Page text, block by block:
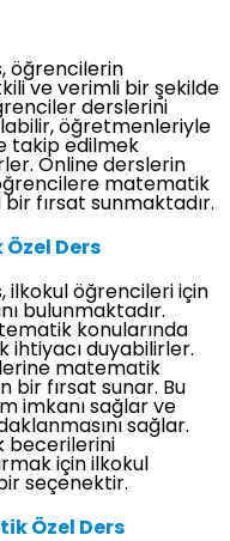
öğrencilerin
ve verimli bir şekilde
derslerini
öğretmenleriyle
takip edilmek
Online derslerin
matematik
fırsat sunmaktadır.
Ders
ilkokul öğrencileri için
bulunmaktadır.
konularında
ihtiyacı duyabilirler.
matematik
bir fırsat sunar. Bu
imkanı sağlar ve
sağlar.
becerilerini
için ilkokul
seçenektir.
Özel Ders